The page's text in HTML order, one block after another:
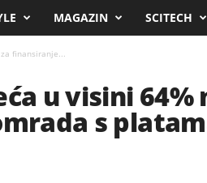
MAGAZIN SCITECH
finansiranje...
u visini 64%
s